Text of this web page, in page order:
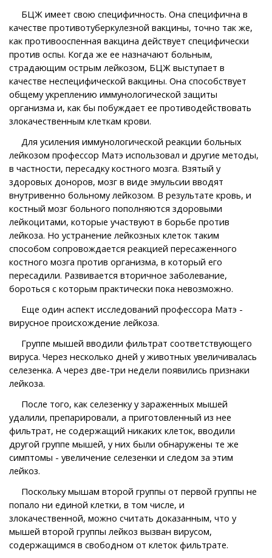
БЦЖ имеет свою специфичность. Она специфична в
качестве противотуберкулезной вакцины, точно так же,
как противооспенная вакцина действует специфически
против оспы. Когда же ее назначают больным,
страдающим острым лейкозом, БЦЖ выступает в
качестве неспецифической вакцины. Она способствует
общему укреплению иммунологической защиты
организма и, как бы побуждает ее противодействовать
злокачественным клеткам крови.
Для усиления иммунологической реакции больных
лейкозом профессор Матэ использовал и другие методы,
в частности, пересадку костного мозга. Взятый у
здоровых доноров, мозг в виде эмульсии вводят
внутривенно больному лейкозом. В результате кровь, и
костный мозг больного пополняются здоровыми
лейкоцитами, которые участвуют в борьбе против
лейкоза. Но устранение лейкозных клеток таким
способом сопровождается реакцией пересаженного
костного мозга против организма, в который его
пересадили. Развивается вторичное заболевание,
бороться с которым практически пока невозможно.
Еще один аспект исследований профессора Матэ -
вирусное происхождение лейкоза.
Группе мышей вводили фильтрат соответствующего
вируса. Через несколько дней у животных увеличивалась
селезенка. А через две-три недели появились признаки
лейкоза.
После того, как селезенку у зараженных мышей
удалили, препарировали, а приготовленный из нее
фильтрат, не содержащий никаких клеток, вводили
другой группе мышей, у них были обнаружены те же
симптомы - увеличение селезенки и следом за этим
лейкоз.
Поскольку мышам второй группы от первой группы не
попало ни единой клетки, в том числе, и
злокачественной, можно считать доказанным, что у
мышей второй группы лейкоз вызван вирусом,
содержащимся в свободном от клеток фильтрате.